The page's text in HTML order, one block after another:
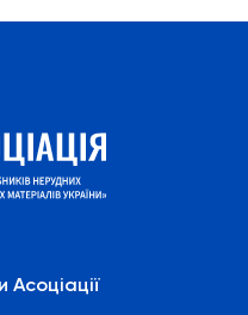
Асоціації